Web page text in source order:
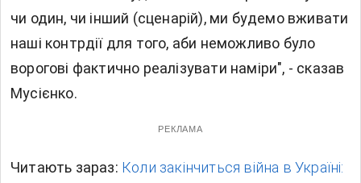
чи один, чи інший (сценарій), ми будемо вживати
наші контрдії для того, аби неможливо було
ворогові фактично реалізувати наміри", - сказав
Мусієнко.
РЕКЛАМА
Читають зараз: Коли закінчиться війна в Україні: